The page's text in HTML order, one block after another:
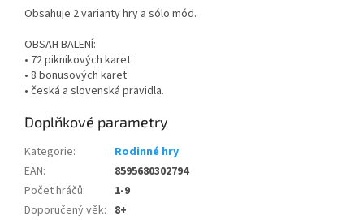
Obsahuje 2 varianty hry a sólo mód.
OBSAH BALENÍ:
• 72 piknikových karet
• 8 bonusových karet
• česká a slovenská pravidla.
Doplňkové parametry
Kategorie:
Rodinné hry
EAN:
8595680302794
Počet hráčů:
1-9
Doporučený věk: 8+